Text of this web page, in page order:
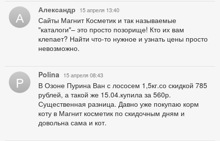
А Александр 15 апреля 13:40
Сайты Магнит Косметик и так называемые
"каталоги"– это просто позорище! Кто их вам
клепает? Найти что-то нужное и узнать цены просто
невозможно.
P Polina 15 апреля 08:43
В Озоне Пурина Ван с лососем 1,5кг.со скидкой 785
рублей, а такой же 15.04.купила за 560р.
Существенная разница. Давно уже покупаю корм
коту в Магнит косметик по скидочным дням и
довольна сама и кот.